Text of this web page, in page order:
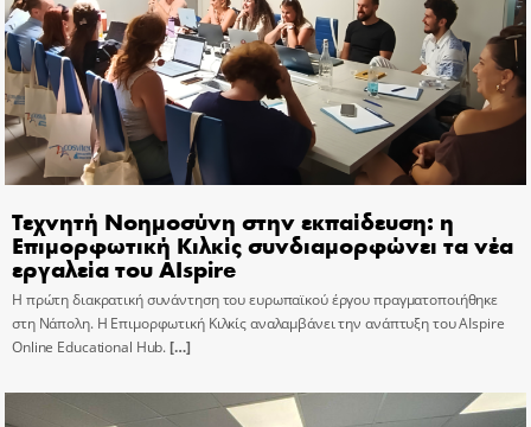
Τεχνητή Νοημοσύνη στην εκπαίδευση: η
Επιμορφωτική Κιλκίς συνδιαμορφώνει τα νέα
εργαλεία του AIspire
Η πρώτη διακρατική συνάντηση του ευρωπαϊκού έργου πραγματοποιήθηκε
στη Νάπολη. Η Επιμορφωτική Κιλκίς αναλαμβάνει την ανάπτυξη του AIspire
Online Educational Hub.[…]